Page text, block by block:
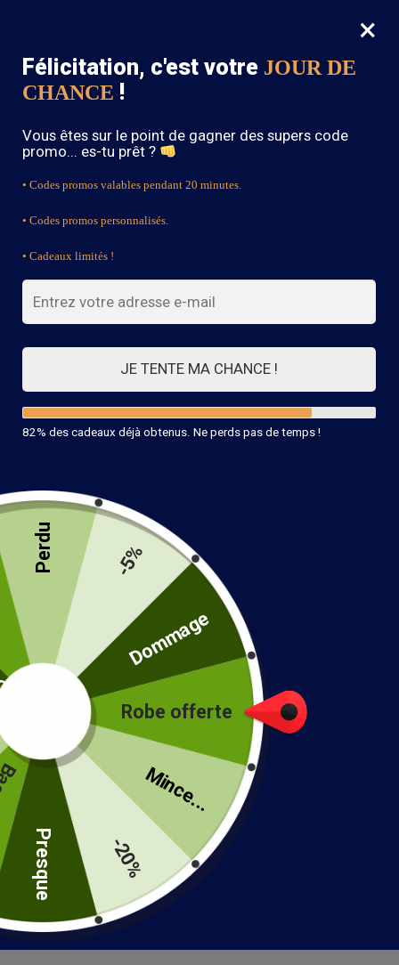
0
SOLDES : -15% sur toute la boutique avec le code « BOHEME15 »
Bracelet Chic Bohème Femme
10 en stock
Ajouter au panier
30 jours pour retourner votre produit
Expédié en 48 heures
×
Félicitation, c'est votre JOUR DE
CHANCE !
Vous êtes sur le point de gagner des supers code
promo... es-tu prêt ?
• Codes promos valables pendant 20 minutes.
• Codes promos personnalisés.
• Cadeaux limités !
JE TENTE MA CHANCE !
82% des cadeaux déjà obtenus. Ne perds pas de temps !
Robe offerte
Mince...
-20%
Presque
Perdu -5%
Dommage